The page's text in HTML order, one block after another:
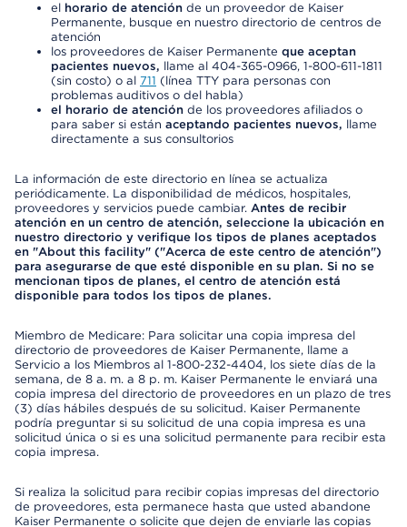
el horario de atención de un proveedor de Kaiser
Permanente, busque en nuestro directorio de centros de
atención
los proveedores de Kaiser Permanente que aceptan
pacientes nuevos, llame al 404-365-0966, 1-800-611-1811
(sin costo) o al 711 (línea TTY para personas con
problemas auditivos o del habla)
el horario de atención de los proveedores afiliados o
para saber si están aceptando pacientes nuevos, llame
directamente a sus consultorios
La información de este directorio en línea se actualiza
periódicamente. La disponibilidad de médicos, hospitales,
proveedores y servicios puede cambiar. Antes de recibir
atención en un centro de atención, seleccione la ubicación en
nuestro directorio y verifique los tipos de planes aceptados
en "About this facility" ("Acerca de este centro de atención")
para asegurarse de que esté disponible en su plan. Si no se
mencionan tipos de planes, el centro de atención está
disponible para todos los tipos de planes.
Miembro de Medicare: Para solicitar una copia impresa del
directorio de proveedores de Kaiser Permanente, llame a
Servicio a los Miembros al 1-800-232-4404, los siete días de la
semana, de 8 a. m. a 8 p. m. Kaiser Permanente le enviará una
copia impresa del directorio de proveedores en un plazo de tres
(3) días hábiles después de su solicitud. Kaiser Permanente
podría preguntar si su solicitud de una copia impresa es una
solicitud única o si es una solicitud permanente para recibir esta
copia impresa.
Si realiza la solicitud para recibir copias impresas del directorio
de proveedores, esta permanece hasta que usted abandone
Kaiser Permanente o solicite que dejen de enviarle las copias